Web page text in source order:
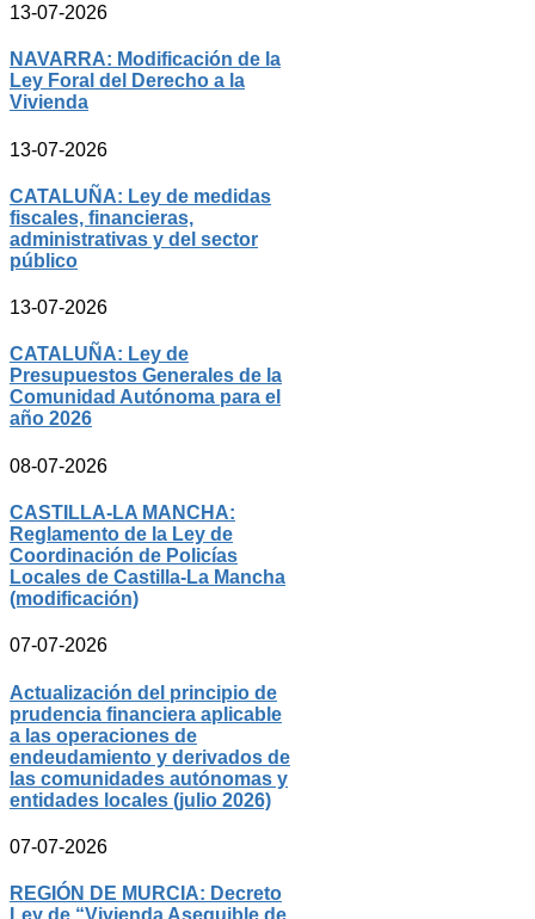
13-07-2026
NAVARRA: Modificación de la
Ley Foral del Derecho a la
Vivienda
13-07-2026
CATALUÑA: Ley de medidas
fiscales, financieras,
administrativas y del sector
público
13-07-2026
CATALUÑA: Ley de
Presupuestos Generales de la
Comunidad Autónoma para el
año 2026
08-07-2026
CASTILLA-LA MANCHA:
Reglamento de la Ley de
Coordinación de Policías
Locales de Castilla-La Mancha
(modificación)
07-07-2026
Actualización del principio de
prudencia financiera aplicable
a las operaciones de
endeudamiento y derivados de
las comunidades autónomas y
entidades locales (julio 2026)
07-07-2026
REGIÓN DE MURCIA: Decreto
Ley de “Vivienda Asequible de